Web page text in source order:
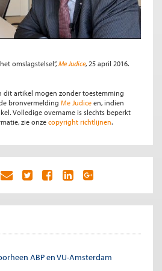
omslagstelsel”, Me Judice, 25 april 2016.
dit artikel mogen zonder toestemming
bronvermelding Me Judice en, indien
Volledige overname is slechts beperkt
zie onze copyright richtlijnen.
ABP en VU-Amsterdam